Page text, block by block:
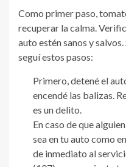
Como primer paso,
recuperar la calma.
auto estén sanos y
seguí estos pasos:
Primero, detené el
encendé las balizas.
es un delito.
En caso de que
sea en tu auto como
de inmediato al